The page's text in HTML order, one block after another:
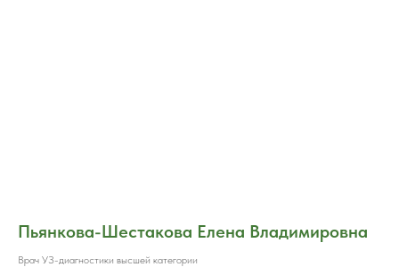
Пьянкова-Шестакова Елена Владимировна
Врач УЗ-диагностики высшей категории